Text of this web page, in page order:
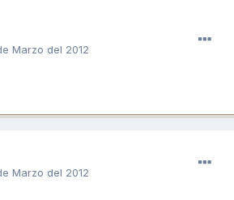
Marzo del 2012
Marzo del 2012